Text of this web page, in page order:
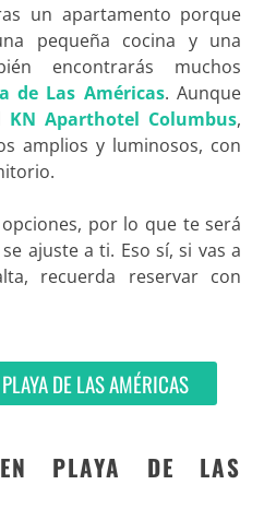
un apartamento porque
pequeña cocina y una
encontrarás muchos
de Las Américas. Aunque
KN Aparthotel Columbus,
amplios y luminosos, con
por lo que te será
ajuste a ti. Eso sí, si vas a
recuerda reservar con
DE LAS AMÉRICAS
PLAYA DE LAS